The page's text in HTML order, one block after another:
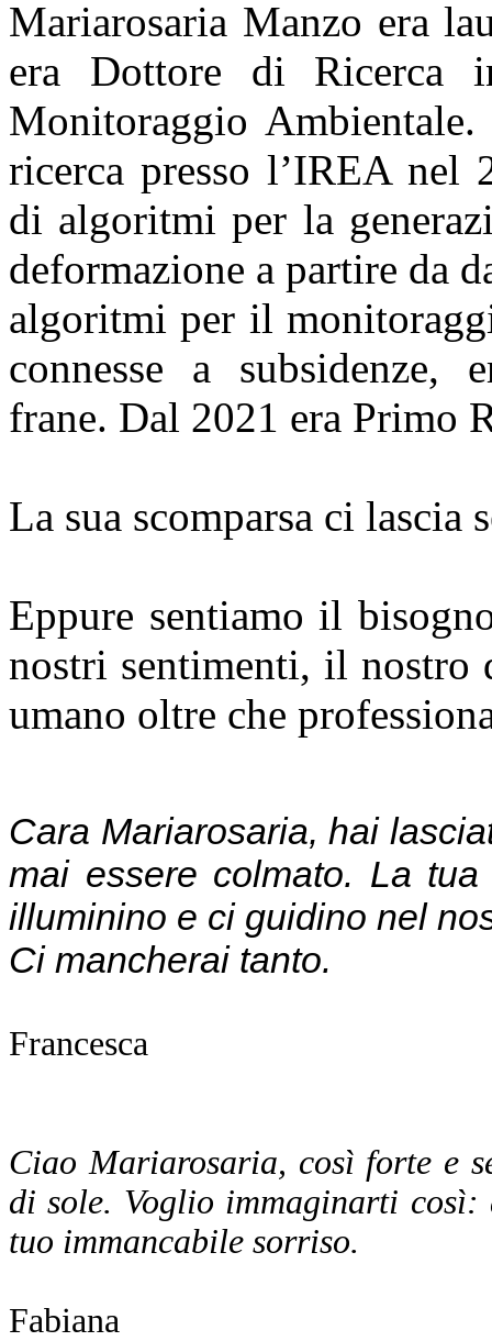
Mariarosaria Manzo era
era Dottore di Ricerca
Monitoraggio
ricerca presso l’IREA nel
di algoritmi per la
deformazione a partire da
algoritmi per il
connesse a subsidenze,
frane. Dal 2021 era Primo
La sua scomparsa ci
Eppure sentiamo il
nostri sentimenti, il nostro
umano oltre che
Cara Mariarosaria, hai
mai essere colmato. La
illuminino e ci guidino nel
Ci mancherai tanto.
Francesca
Ciao Mariarosaria, così forte e
di sole. Voglio immaginarti
tuo immancabile sorriso.
Fabiana